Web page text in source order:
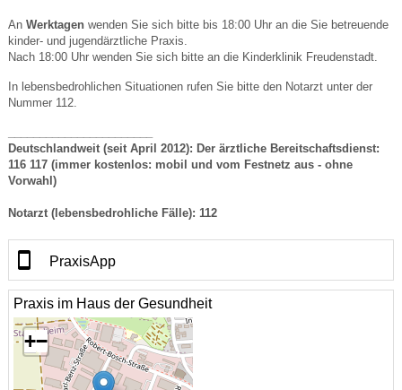
An Werktagenwenden Sie sich bitte bis 18:00 Uhr an die Sie betreuende
kinder- und jugendärztliche Praxis.
Nach 18:00 Uhr wenden Sie sich bitte an die Kinderklinik Freudenstadt.
In lebensbedrohlichen Situationen rufen Sie bitte den Notarzt unter der
Nummer 112.
Deutschlandweit (seit April 2012): Derärztliche Bereitschaftsdienst:
116 117 (immer kostenlos: mobil und vom Festnetz aus - ohne
Vorwahl)
Notarzt (lebensbedrohliche Fälle): 112
PraxisApp
Praxis im Haus der Gesundheit
+−